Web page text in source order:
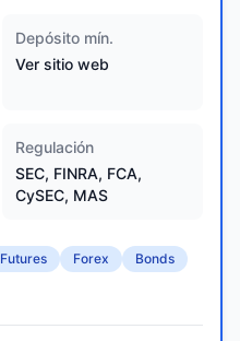
Depósito mín.
Ver sitio web
Regulación
SEC, FINRA, FCA,
CySEC, MAS
Futures Forex
Bonds